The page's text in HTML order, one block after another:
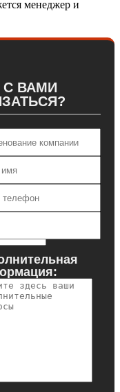
менеджер и
С ВАМИ